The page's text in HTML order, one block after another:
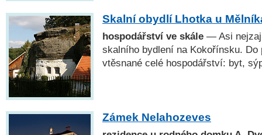
Skalní obydlí Lhotka u
hospodářství ve skále — Asi
skalního bydlení na Kokořínsku.
vtěsnané celé hospodářství: byt,
Zámek Nelahozeves